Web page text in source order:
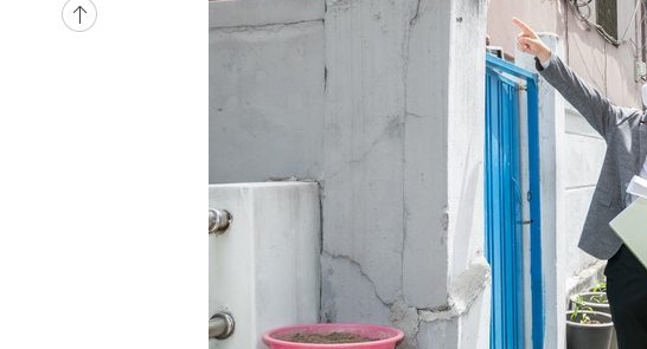
드는 임시"
1시간 전 >
"낮 기온 소폭 하락"…수도권 폭염중대경보, 폭염경보로 하향
[속보]이 대통령, '호우피해' 안동·의성 관할 4개 면 특별재난지역 선포
[단독]중수청 지원 검사들, 정원 초과 시 낮은 계급 임용…희망지 못 갈
낮 최고 37도 찜통더위…곳곳 소나기·강원 많은 비[내일날씨]
SK하이닉스, 용인·청주 팹에 54조 투자…"AI 메모리 수요 선제 대응"
여자배구 이재영·이다영 자매, 아제르바이잔 투란VC 입단
외국인 심판 성 접대 7경기 들여다보니…한국 축구 '5승 2무'
[속보]코스닥, 2.86포인트(0.36%) 내린 798.81마감
[속보]코스피, 6200선 약보합…0.60% 내린 6258.77에 마쳐
[속보]원·달러 환율, 7.7원 내린 1416.1원 마감